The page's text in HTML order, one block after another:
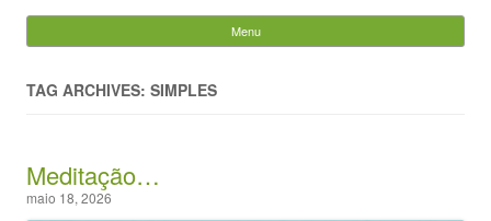
Evandro Legramonte
Menu
TAG ARCHIVES: SIMPLES
Meditação…
maio 18, 2026